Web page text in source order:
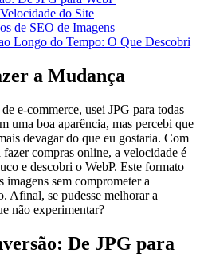
do Site
de SEO de Imagens
Longo do Tempo: O Que Descobri
a Mudança
e-commerce, usei JPG para todas
uma boa aparência, mas percebi que
devagar do que eu gostaria. Com
compras online, a velocidade é
e descobri o WebP. Este formato
imagens sem comprometer a
Afinal, se pudesse melhorar a
não experimentar?
De JPG para